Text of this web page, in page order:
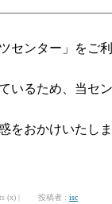
センター」をご
いるため、当セ
をおかけいたし
(x) | 投稿者 : isc